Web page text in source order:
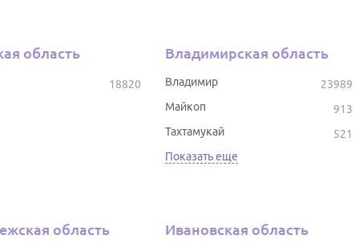
область
18820
Владимирская область
23989
Владимир
913
Майкоп
521
Тахтамукай
Показать еще
область Ивановская область